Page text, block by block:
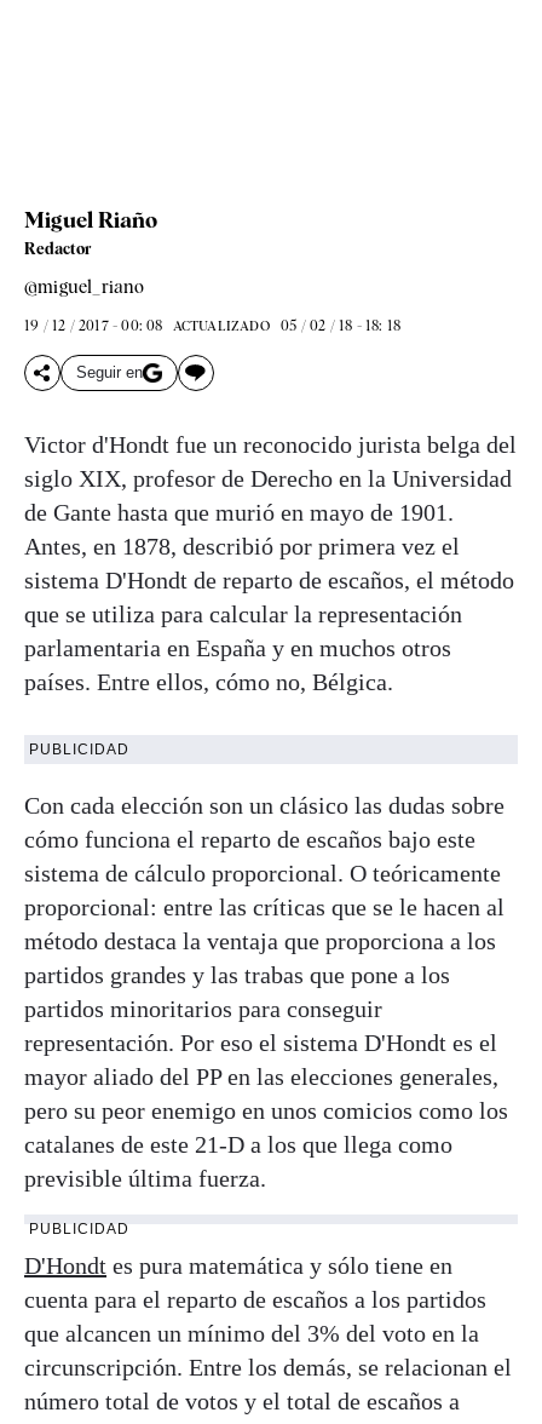
Miguel Riaño
Redactor
@miguel_riano
19 / 12 / 2017 - 00: 08 ACTUALIZADO 05 / 02 / 18 - 18: 18
Seguir en
Victor d'Hondt fue un reconocido jurista belga del
siglo XIX, profesor de Derecho en la Universidad
de Gante hasta que murió en mayo de 1901.
Antes, en 1878, describió por primera vez el
sistema D'Hondt de reparto de escaños, el método
que se utiliza para calcular la representación
parlamentaria en España y en muchos otros
países. Entre ellos, cómo no, Bélgica.
PUBLICIDAD
Con cada elección son un clásico las dudas sobre
cómo funciona el reparto de escaños bajo este
sistema de cálculo proporcional. O teóricamente
proporcional: entre las críticas que se le hacen al
método destaca la ventaja que proporciona a los
partidos grandes y las trabas que pone a los
partidos minoritarios para conseguir
representación. Por eso el sistema D'Hondt es el
mayor aliado del PP en las elecciones generales,
pero su peor enemigo en unos comicios como los
catalanes de este 21-D a los que llega como
previsible última fuerza.
PUBLICIDAD
D'Hondt es pura matemática y sólo tiene en
cuenta para el reparto de escaños a los partidos
que alcancen un mínimo del 3% del voto en la
circunscripción. Entre los demás, se relacionan el
número total de votos y el total de escaños a